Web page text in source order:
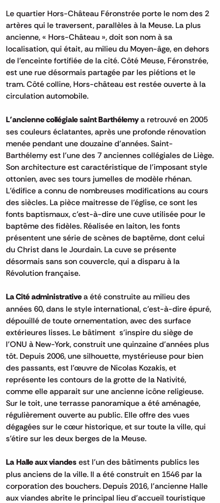
Le quartier Hors-Château Féronstrée porte le nom des 2
artères qui le traversent, parallèles à la Meuse. La plus
ancienne, « Hors-Château », doit son nom à sa
localisation, qui était, au milieu du Moyen-âge, en dehors
de l’enceinte fortifiée de la cité. Côté Meuse, Féronstrée,
est une rue désormais partagée par les piétions et le
tram. Côté colline, Hors-château est restée ouverte à la
circulation automobile.
L’ancienne collégiale saint Barthélemya retrouvé en 2005
ses couleurs éclatantes, après une profonde rénovation
menée pendant une douzaine d’années. Saint-
Barthélemy est l'une des 7 anciennes collégiales de Liège.
Son architecture est caractéristique de l'imposant style
ottonien, avec ses tours jumelles de modèle rhénan.
L’édifice a connu de nombreuses modifications au cours
des siècles. La pièce maitresse de l’église, ce sont les
fonts baptismaux, c’est-à-dire une cuve utilisée pour le
baptême des fidèles. Réalisée en laiton, les fonts
présentent une série de scènes de baptême, dont celui
du Christ dans le Jourdain. La cuve se présente
désormais sans son couvercle, qui a disparu à la
Révolution française.
La Cité administrativea été construite au milieu des
années 60, dans le style international, c’est-à-dire épuré,
dépouillé de toute ornementation, avec des surface
extérieures lisses. Le bâtiment s’inspire du siège de
l’ONU à New-York, construit une quinzaine d’années plus
tôt. Depuis 2006, une silhouette, mystérieuse pour bien
des passants, est l'œuvre de Nicolas Kozakis, et
représente les contours de la grotte de la Nativité,
comme elle apparait sur une ancienne icône religieuse.
Sur le toit, une terrasse panoramique a été aménagée,
régulièrement ouverte au public. Elle offre des vues
dégagées sur le cœur historique, et sur toute la ville, qui
s’étire sur les deux berges de la Meuse.
La Halle aux viandes est l’un des bâtiments publics les
plus anciens de la ville. Il a été construit en 1546 par la
corporation des bouchers. Depuis 2016, l’ancienne Halle
aux viandes abrite le principal lieu d'accueil touristique